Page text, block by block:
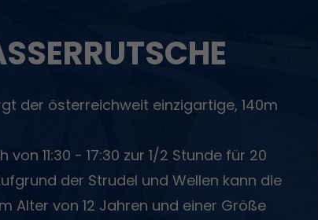
der österreichweit einzigartige, 140m
11:30 - 17:30 zur 1/2 Stunde für 20
der Strudel und Wellen kann die
Alter von 12 Jahren und einer Größe